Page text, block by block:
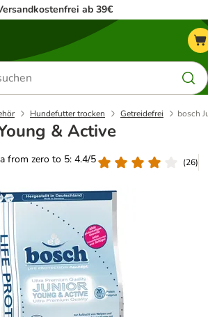
ab 39€
Hundefutter trocken Getreidefrei bosch
& Active
from zero to 5: 4.4/5
(26)